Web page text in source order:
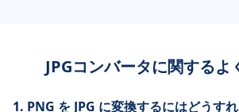
JPGコンバータに関するよ
1. PNG を JPG に変換するにはどうす